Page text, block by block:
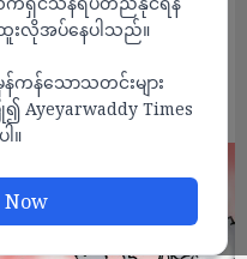
လိုအပ်နေပါသည်။
န်သောသတင်းများ
Ayeyarwaddy Times
။
Now
ပြေးလမ်း”